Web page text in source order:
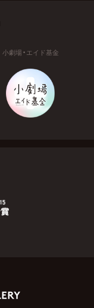
小劇場・エイド基金